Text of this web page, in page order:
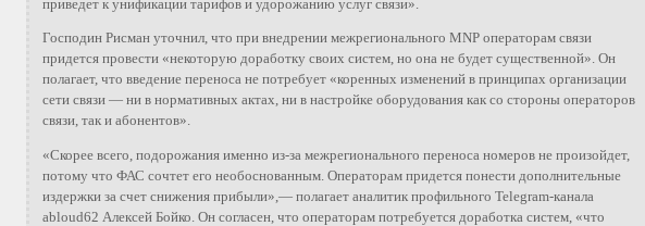
приведет к унификации тарифов и удорожанию услуг связи».
Господин Рисман уточнил, что при внедрении межрегионального MNP операторам связи
придется провести «некоторую доработку своих систем, но она не будет существенной». Он
полагает, что введение переноса не потребует «коренных изменений в принципах организации
сети связи — ни в нормативных актах, ни в настройке оборудования как со стороны операторов
связи, так и абонентов».
«Скорее всего, подорожания именно из-за межрегионального переноса номеров не произойдет,
потому что ФАС сочтет его необоснованным. Операторам придется понести дополнительные
издержки за счет снижения прибыли»,— полагает аналитик профильного Telegram-канала
abloud62 Алексей Бойко. Он согласен, что операторам потребуется доработка систем, «что